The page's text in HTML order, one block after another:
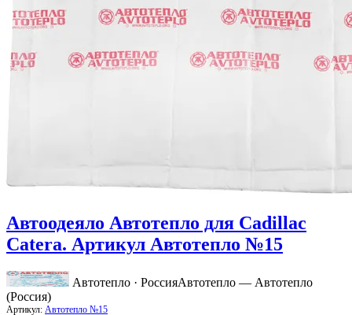
Автоодеяло Автотепло для Cadillac
Catera. Артикул Автотепло №15
Автотепло · РоссияАвтотепло — Автотепло
(Россия)
Артикул: Автотепло №15